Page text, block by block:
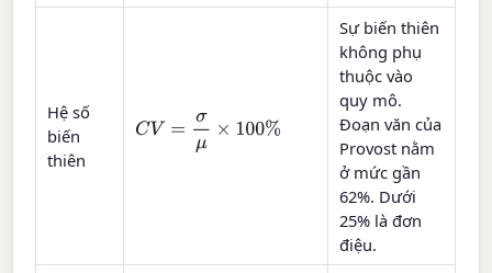
Hệ số
biến
thiên
CV=σμ× 100 %
Sự biến thiên
không phụ
thuộc vào
quy mô.
Đoạn văn của
Provost nằm
ở mức gần
62%. Dưới
25% là đơn
điệu.